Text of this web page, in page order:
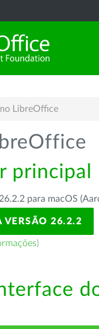
LibreOffice
principal
para macOS
VERSÃO 26.2.2
)